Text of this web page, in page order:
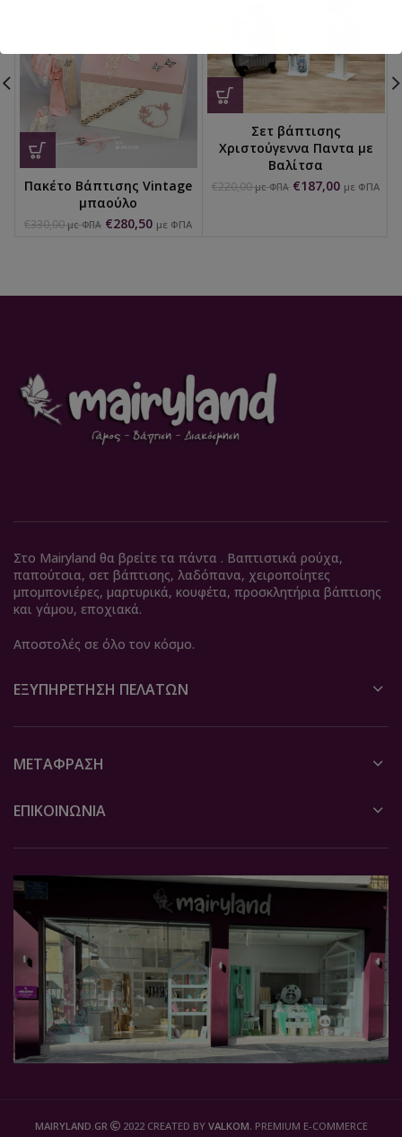
Πακέτο Βάπτισης Vintage
μπαούλο
€330,00 με ΦΠΑ €280,50 με ΦΠΑ
Σετ βάπτισης
Χριστούγεννα Παντα με
Βαλίτσα
€220,00 με ΦΠΑ €187,00 με ΦΠΑ
Στο Mairyland θα βρείτε τα πάντα . Βαπτιστικά ρούχα,
παπούτσια, σετ βάπτισης, λαδόπανα, χειροποίητες
μπομπονιέρες, μαρτυρικά, κουφέτα, προσκλητήρια βάπτισης
και γάμου, εποχιακά.
Αποστολές σε όλο τον κόσμο.
ΕΞΥΠΗΡΈΤΗΣΗ ΠΕΛΑΤΏΝ
ΜΕΤΆΦΡΑΣΗ
ΕΠΙΚΟΙΝΩΝΙΑ
MAIRYLAND.GR 2022 CREATED BY VALKOM. PREMIUM E-COMMERCE